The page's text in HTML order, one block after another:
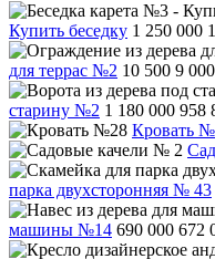
Купить беседку 1 250 000
для террас №2 10 500 9 000
старину №2 1 180 000 958
Кровать
парка двухсторонняя № 43
машины №14 690 000 672